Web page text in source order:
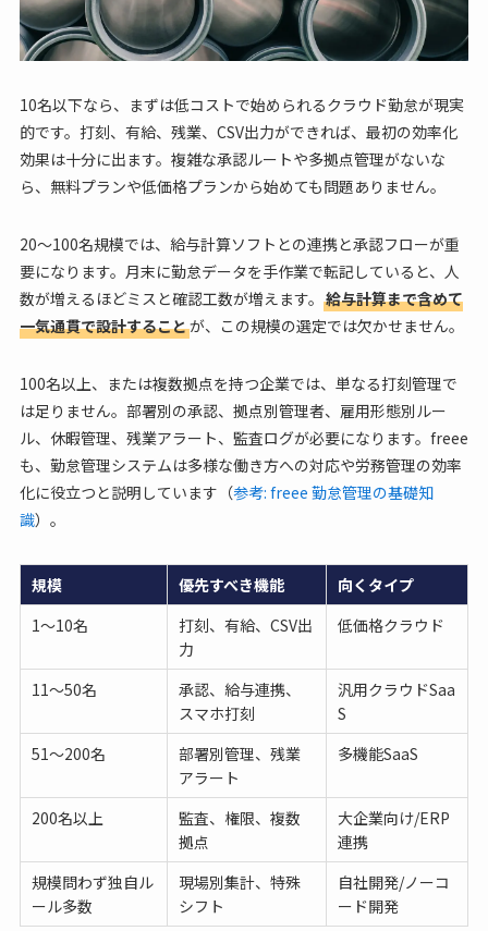
10名以下なら、まずは低コストで始められるクラウド勤怠が現実
的です。打刻、有給、残業、CSV出力ができれば、最初の効率化
効果は十分に出ます。複雑な承認ルートや多拠点管理がないな
ら、無料プランや低価格プランから始めても問題ありません。
20〜100名規模では、給与計算ソフトとの連携と承認フローが重
要になります。月末に勤怠データを手作業で転記していると、人
数が増えるほどミスと確認工数が増えます。 給与計算まで含めて
一気通貫で設計することが、この規模の選定では欠かせません。
100名以上、または複数拠点を持つ企業では、単なる打刻管理で
は足りません。部署別の承認、拠点別管理者、雇用形態別ルー
ル、休暇管理、残業アラート、監査ログが必要になります。freee
も、勤怠管理システムは多様な働き方への対応や労務管理の効率
化に役立つと説明しています（参考: freee 勤怠管理の基礎知
識）。
規模 優先すべき機能
向くタイプ
1〜10名
打刻、有給、CSV出
力
低価格クラウド
11〜50名
承認、給与連携、
スマホ打刻
汎用クラウドSaa
S
51〜200名
部署別管理、残業
アラート
多機能SaaS
200名以上
監査、権限、複数
拠点
大企業向け/ERP
連携
規模問わず独自ル
ール多数
現場別集計、特殊
シフト
自社開発/ノーコ
ード開発